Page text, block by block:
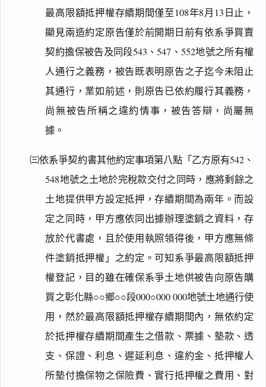
最高限額抵押權存續期間僅至108年8月13日止，
顯見兩造約定原告僅於前開期日前有依系爭買賣
契約擔保被告及同段543、547、552地號之所有權
人通行之義務，被告既表明原告之子迄今未阻止
其通行，業如前述，則原告已依約履行其義務，
尚無被告所稱之違約情事，被告答辯，尚屬無
據。
㈢依系爭契約書其他約定事項第八點「乙方原有542、
548地號之土地於完稅款交付之同時，應將剩餘之
土地提供甲方設定抵押，存續期間為兩年。而設
定之同時，甲方應依同出據辦理塗銷之資料，存
放於代書處，且於使用執照領得後，甲方應無條
件塗銷抵押權」之約定。可知系爭最高限額抵押
權登記，目的雖在確保系爭土地供被告向原告購
買之彰化縣○○鄉○○段000○000 000地號土地通行使
用，然於最高限額抵押權存續期間內，無依約定
於抵押權存續期間產生之借款、票據、墊款、透
支、保證、利息、遲延利息、違約金、抵押權人
所墊付擔保物之保險費、實行抵押權之費用、對